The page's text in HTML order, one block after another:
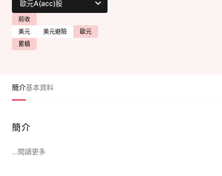
前收
美元
美元避險
歐元
累積
簡介基本資料
簡介
...閱讀更多